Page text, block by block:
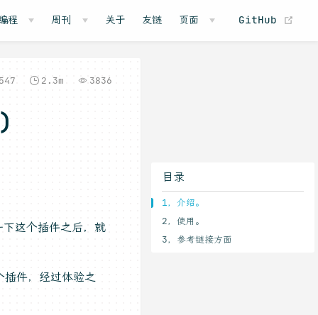
程 周刊 关于 友链 页面 GitHub
2.3m 3836
目录
1，介绍。
2，使用。
3，参考链接方面
这个插件之后，就
件，经过体验之